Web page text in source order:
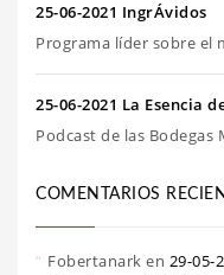
25-06-2021 IngrÁvidos
Programa líder sobre el
25-06-2021 La Esencia
Podcast de las
COMENTARIOS
Fobertanark en 29-05-